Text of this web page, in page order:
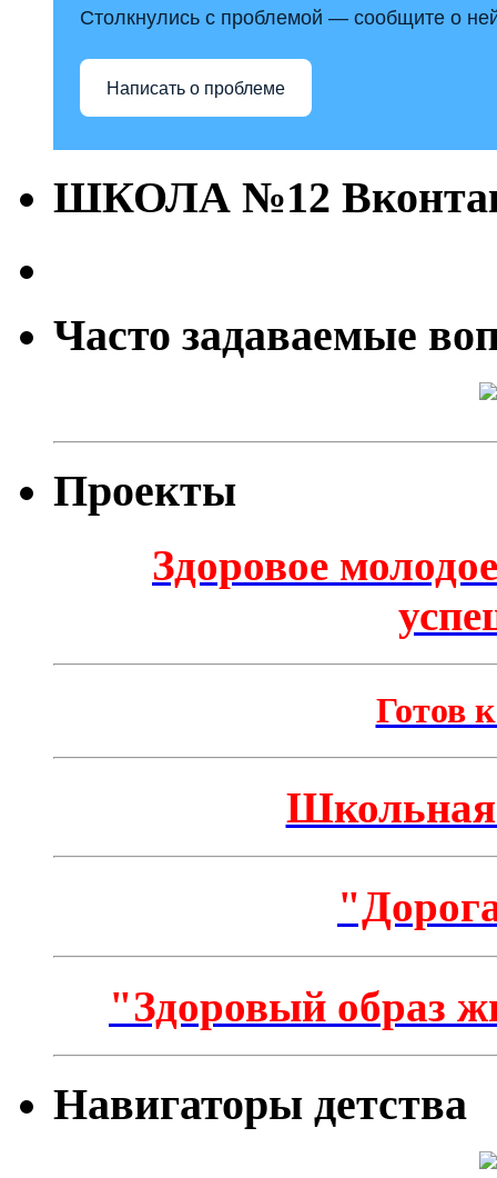
Столкнулись с проблемой — сообщите о
Написать о проблеме
ШКОЛА №12
Часто задаваемые
Проекты
Здоровое
Готов
Школьная
"Здоровый образ
Навигаторы детства